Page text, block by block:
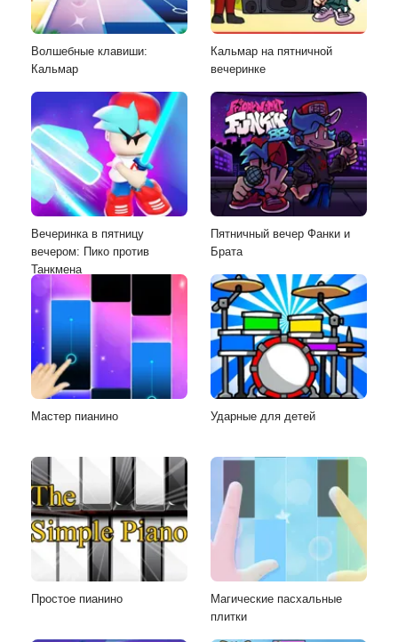
Волшебные клавиши:
Кальмар
Кальмар на пятничной
вечеринке
Вечеринка в пятницу
вечером: Пико против
Танкмена
Пятничный вечер Фанки и
Брата
Мастер пианино Ударные для детей
Простое пианино
Магические пасхальные
плитки